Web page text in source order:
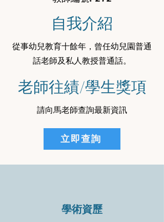
自我介紹
從事幼兒教育十餘年，曾任幼兒園普通
話老師及私人教授普通話。
老師往績/學生獎項
請向馬老師查詢最新資訊
立即查詢
學術資歷